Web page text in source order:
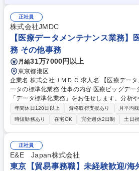
正社員
株式会社JMDC
【医療データメンテナンス業務】
務 その他事務
月給31万7000円以上
東京都港区
企業名 株式会社ＪＭＤＣ 求人名 【医療データメンテナンス業務】医療デ
ータの標準化業務 仕事の内容 医療ビッグデータのクオリティを支える
「データ標準化業務」をお任せします。分析
高いデータを作り上げるやりがいの大きなポジションで
後は、自部門で使用するシステムのユーザー
善活動、診断書標準化業務におけるマスタメ
外の業務もご担当いただきます。 当該業務が
を習得いただけるように、 入社後は研修カリ
していますのでご安心ください。 募集職種 【医療データメンテナンス業
務】医療データの標準化業務
年間休日120日以上 資格取得支援あり
月平均
時短勤務あり
在宅OK 完全週休2日制 土日
正社員
E&E Japan株式会社
東京【貿易事務職】未経験歓迎/海